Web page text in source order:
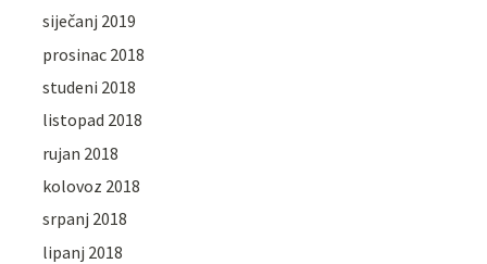
siječanj 2019
prosinac 2018
studeni 2018
listopad 2018
rujan 2018
kolovoz 2018
srpanj 2018
lipanj 2018